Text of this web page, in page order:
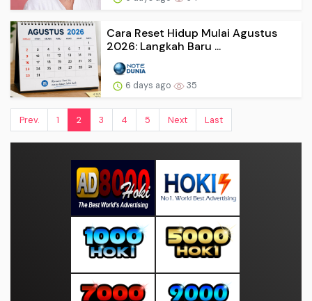
Cara Reset Hidup Mulai Agustus
2026: Langkah Baru ...
6 days ago 35
Prev. 1 2 3 4 5 Next Last